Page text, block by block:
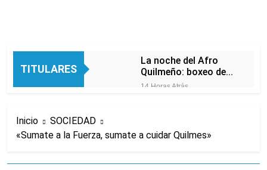
TITULARES
La noche del Afro
Quilmeño: boxeo de
primer nivel en la sede
14 Horas Atrás
XIV a la Argentina
Figuras de la cultura
marcha frente al
18 Horas Atrás
Inicio
SOCIEDAD
«Sumate a la Fuerza, sumate a cuidar Quilmes»